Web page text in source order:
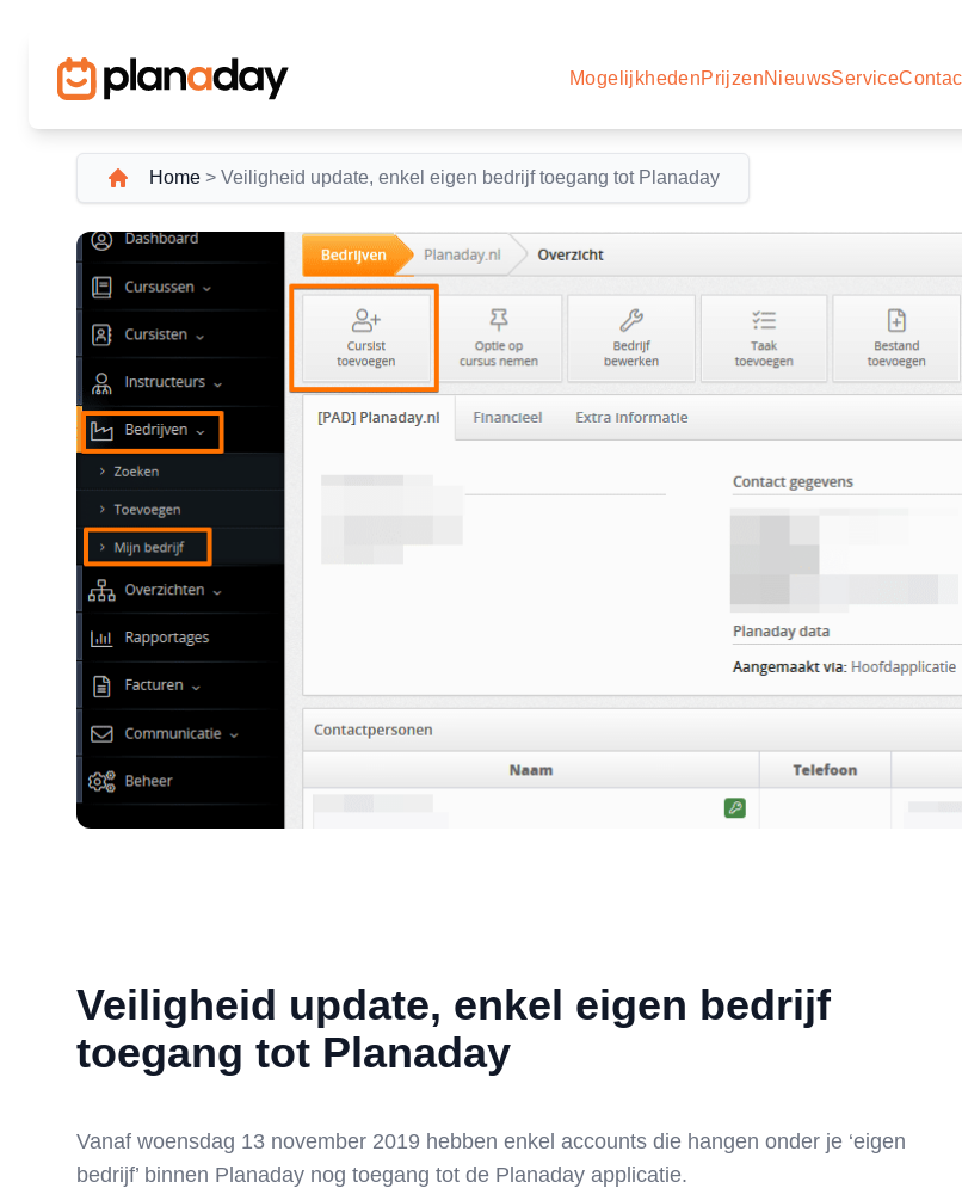
MogelijkhedenPrijzenNieuwsService
Home > Veiligheid update, enkel eigen bedrijf toegang tot Planaday
Veiligheid update, enkel eigen bedrijf
toegang tot Planaday
Vanaf woensdag 13 november 2019 hebben enkel accounts die hangen onder je ‘eigen
bedrijf’ binnen Planaday nog toegang tot de Planaday applicatie.